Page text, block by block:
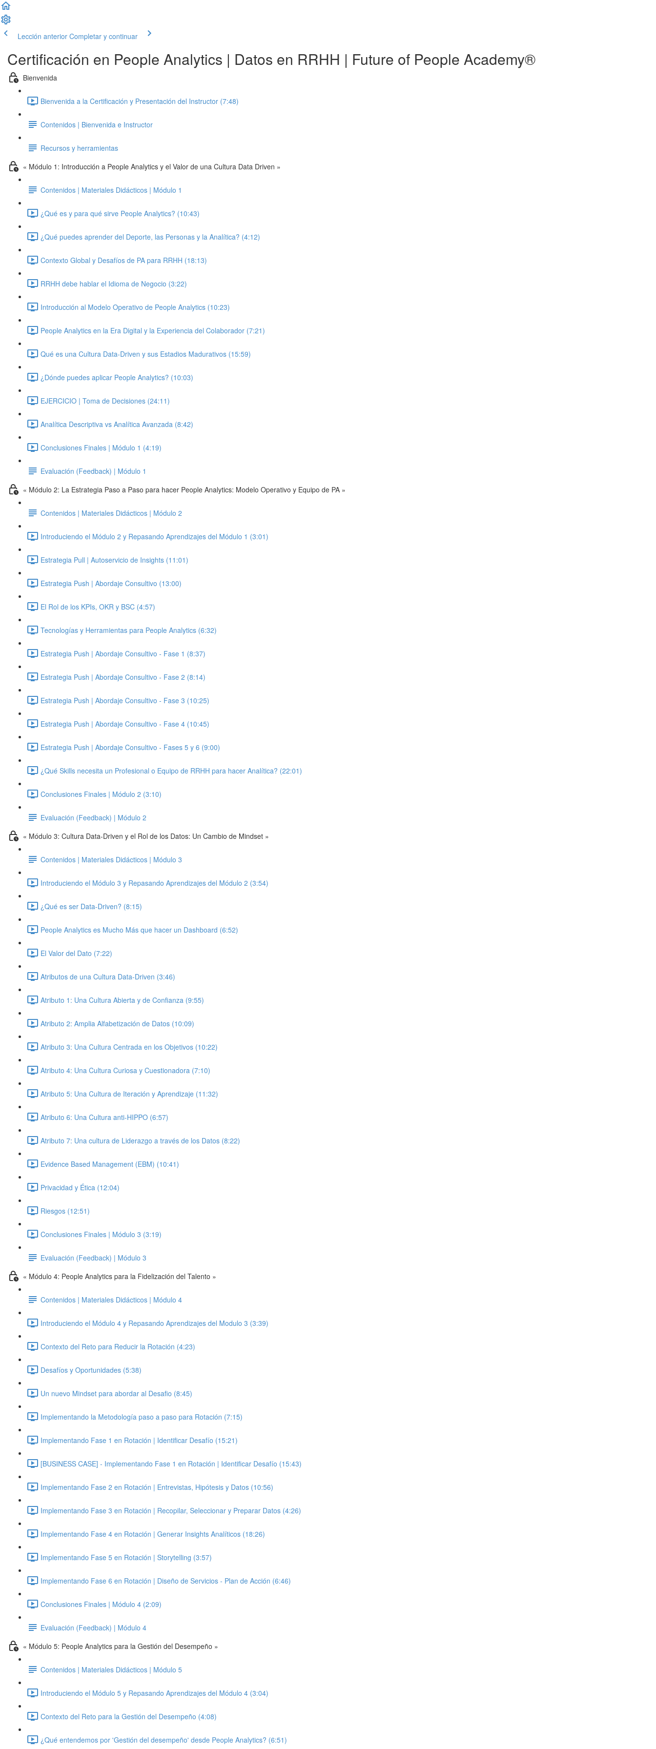
Lección anterior Completar y continuar
Certificación en People Analytics | Datos en RRHH | Future of People Academy®
Bienvenida
Bienvenida a la Certificación y Presentación del Instructor (7:48)
Contenidos | Bienvenida e Instructor
Recursos y herramientas
« Módulo 1: Introducción a People Analytics y el Valor de una Cultura Data Driven »
Contenidos | Materiales Didácticos | Módulo 1
¿Qué es y para qué sirve People Analytics? (10:43)
¿Qué puedes aprender del Deporte, las Personas y la Analítica? (4:12)
Contexto Global y Desafíos de PA para RRHH (18:13)
RRHH debe hablar el Idioma de Negocio (3:22)
Introducción al Modelo Operativo de People Analytics (10:23)
People Analytics en la Era Digital y la Experiencia del Colaborador (7:21)
Qué es una Cultura Data-Driven y sus Estadios Madurativos (15:59)
¿Dónde puedes aplicar People Analytics? (10:03)
EJERCICIO | Toma de Decisiones (24:11)
Analítica Descriptiva vs Analítica Avanzada (8:42)
Conclusiones Finales | Módulo 1 (4:19)
Evaluación (Feedback) | Módulo 1
« Módulo 2: La Estrategia Paso a Paso para hacer People Analytics: Modelo Operativo y Equipo de PA »
Contenidos | Materiales Didácticos | Módulo 2
Introduciendo el Módulo 2 y Repasando Aprendizajes del Módulo 1 (3:01)
Estrategia Pull | Autoservicio de Insights (11:01)
Estrategia Push | Abordaje Consultivo (13:00)
El Rol de los KPIs, OKR y BSC (4:57)
Tecnologías y Herramientas para People Analytics (6:32)
Estrategia Push | Abordaje Consultivo - Fase 1 (8:37)
Estrategia Push | Abordaje Consultivo - Fase 2 (8:14)
Estrategia Push | Abordaje Consultivo - Fase 3 (10:25)
Estrategia Push | Abordaje Consultivo - Fase 4 (10:45)
Estrategia Push | Abordaje Consultivo - Fases 5 y 6 (9:00)
¿Qué Skills necesita un Profesional o Equipo de RRHH para hacer Analítica? (22:01)
Conclusiones Finales | Módulo 2 (3:10)
Evaluación (Feedback) | Módulo 2
« Módulo 3: Cultura Data-Driven y el Rol de los Datos: Un Cambio de Mindset »
Contenidos | Materiales Didácticos | Módulo 3
Introduciendo el Módulo 3 y Repasando Aprendizajes del Módulo 2 (3:54)
¿Qué es ser Data-Driven? (8:15)
People Analytics es Mucho Más que hacer un Dashboard (6:52)
El Valor del Dato (7:22)
Atributos de una Cultura Data-Driven (3:46)
Atributo 1: Una Cultura Abierta y de Confianza (9:55)
Atributo 2: Amplia Alfabetización de Datos (10:09)
Atributo 3: Una Cultura Centrada en los Objetivos (10:22)
Atributo 4: Una Cultura Curiosa y Cuestionadora (7:10)
Atributo 5: Una Cultura de Iteración y Aprendizaje (11:32)
Atributo 6: Una Cultura anti-HIPPO (6:57)
Atributo 7: Una cultura de Liderazgo a través de los Datos (8:22)
Evidence Based Management (EBM) (10:41)
Privacidad y Ética (12:04)
Riesgos (12:51)
Conclusiones Finales | Módulo 3 (3:19)
Evaluación (Feedback) | Módulo 3
« Módulo 4: People Analytics para la Fidelización del Talento »
Contenidos | Materiales Didácticos | Módulo 4
Introduciendo el Módulo 4 y Repasando Aprendizajes del Modulo 3 (3:39)
Contexto del Reto para Reducir la Rotación (4:23)
Desafíos y Oportunidades (5:38)
Un nuevo Mindset para abordar al Desafio (8:45)
Implementando la Metodología paso a paso para Rotación (7:15)
Implementando Fase 1 en Rotación | Identificar Desafío (15:21)
[BUSINESS CASE] - Implementando Fase 1 en Rotación | Identificar Desafío (15:43)
Implementando Fase 2 en Rotación | Entrevistas, Hipótesis y Datos (10:56)
Implementando Fase 3 en Rotación | Recopilar, Seleccionar y Preparar Datos (4:26)
Implementando Fase 4 en Rotación | Generar Insights Analíticos (18:26)
Implementando Fase 5 en Rotación | Storytelling (3:57)
Implementando Fase 6 en Rotación | Diseño de Servicios - Plan de Acción (6:46)
Conclusiones Finales | Módulo 4 (2:09)
Evaluación (Feedback) | Módulo 4
« Módulo 5: People Analytics para la Gestión del Desempeño »
Contenidos | Materiales Didácticos | Módulo 5
Introduciendo el Módulo 5 y Repasando Aprendizajes del Módulo 4 (3:04)
Contexto del Reto para la Gestión del Desempeño (4:08)
¿Qué entendemos por 'Gestión del desempeño' desde People Analytics? (6:51)